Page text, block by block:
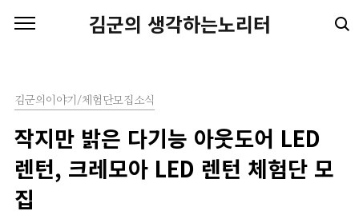
김군의 생각하는노리터
김군의이야기/체험단모집소식
작지만 밝은 다기능 아웃도어 LED
렌턴, 크레모아 LED 렌턴 체험단 모
집